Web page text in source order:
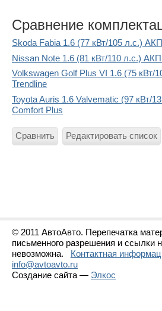
Сравнение
Skoda Fabia 1.6 (77 кВт/105 л.с.)
Nissan Note 1.6 (81 кВт/110 л.с.)
Volkswagen Golf Plus VI 1.6 (75 кВт/
Trendline
Toyota Auris 1.6 Valvematic (97 кВт/
Comfort Plus
Сравнить Редактировать список
© 2011 АвтоАвто. Перепечатка
письменного разрешения и ссылки
невозможна.
Контактная
info@avtoavto.ru
Создание сайта — Элкос